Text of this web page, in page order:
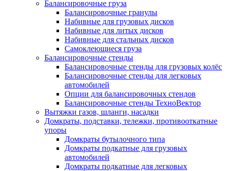
Балансировочные груза
Балансировочные гранулы
Набивные для грузовых дисков
Набивные для литых дисков
Набивные для стальных дисков
Самоклеющиеся груза
Балансировочные стенды
Балансировочные стенды для грузовых колёс
Балансировочные стенды для легковых
автомобилей
Опции для балансировочных стендов
Балансировочные стенды ТехноВектор
Вытяжки газов, шланги, насадки
Домкраты, подставки, тележки, противооткатные
упоры
Домкраты бутылочного типа
Домкраты подкатные для грузовых
автомобилей
Домкраты подкатные для легковых